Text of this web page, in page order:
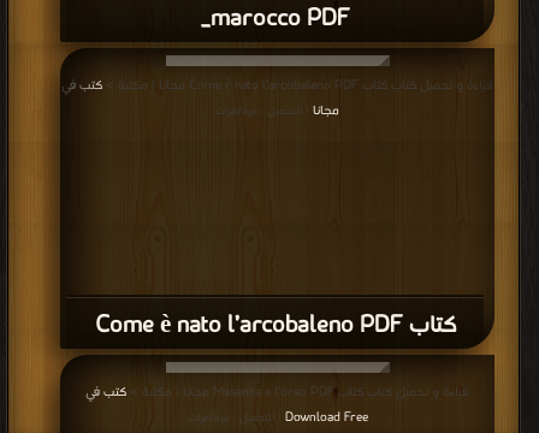
_marocco PDF
كتاب Come è nato l’arcobaleno PDF
قراءة و تحميل كتاب كتاب Come è nato l’arcobaleno PDF مجانا | مكتبة >
كتب في
مجانا | التحميل : مرة/مرات
قراءة و تحميل كتاب كتاب Masenka e l’orso PDF مجانا | مكتبة >
كتب في
Download Free | التحميل : مرة/مرات